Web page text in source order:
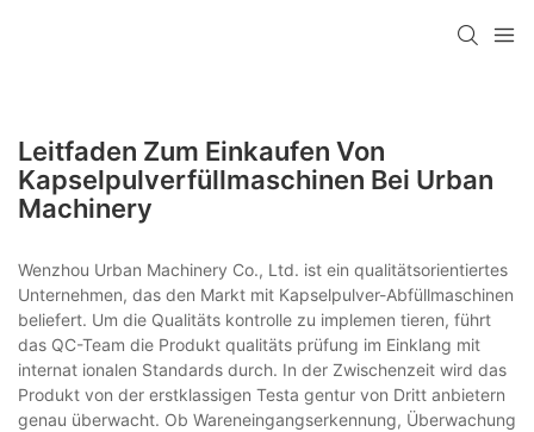
Leitfaden Zum Einkaufen Von
Kapselpulverfüllmaschinen Bei Urban
Machinery
Wenzhou Urban Machinery Co., Ltd. ist ein qualitätsorientiertes
Unternehmen, das den Markt mit Kapselpulver-Abfüllmaschinen
beliefert. Um die Qualitäts kontrolle zu implemen tieren, führt
das QC-Team die Produkt qualitäts prüfung im Einklang mit
internat ionalen Standards durch. In der Zwischenzeit wird das
Produkt von der erstklassigen Testa gentur von Dritt anbietern
genau überwacht. Ob Wareneingangserkennung, Überwachung